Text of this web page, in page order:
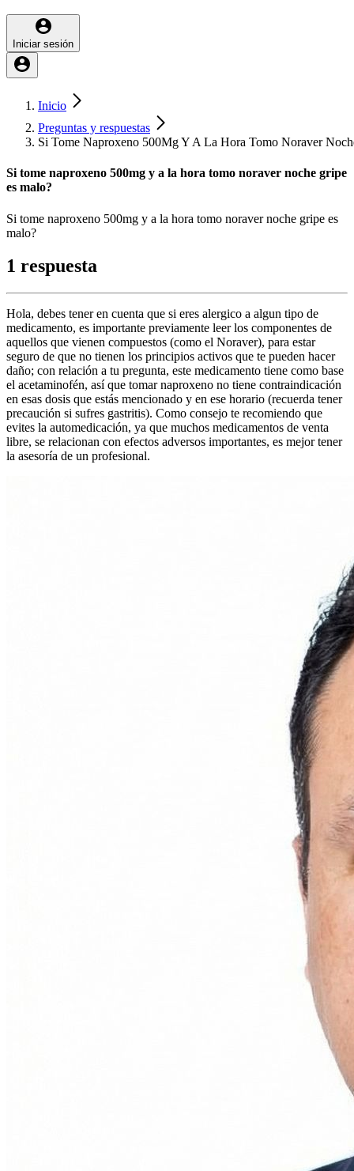
Iniciar sesión
Inicio
Preguntas y respuestas
Si Tome Naproxeno 500Mg Y A La Hora Tomo Noraver
Si tome naproxeno 500mg y a la hora tomo noraver noche gripe
es malo?
Si tome naproxeno 500mg y a la hora tomo noraver noche gripe es
malo?
1 respuesta
Hola, debes tener en cuenta que si eres alergico a algun tipo de
medicamento, es importante previamente leer los componentes de
aquellos que vienen compuestos (como el Noraver), para estar
seguro de que no tienen los principios activos que te pueden hacer
daño; con relación a tu pregunta, este medicamento tiene como base
el acetaminofén, así que tomar naproxeno no tiene contraindicación
en esas dosis que estás mencionado y en ese horario (recuerda tener
precaución si sufres gastritis). Como consejo te recomiendo que
evites la automedicación, ya que muchos medicamentos de venta
libre, se relacionan con efectos adversos importantes, es mejor tener
la asesoría de un profesional.